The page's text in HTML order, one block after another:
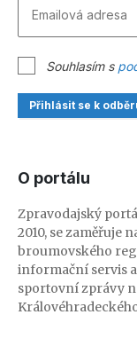
Souhlasím s
Přihlásit se k
O portálu
Zpravodajský
2010, se zaměřuje
broumovského
informační servis
sportovní zprávy